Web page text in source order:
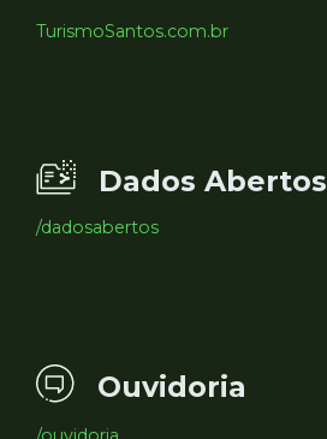
TurismoSantos.com.br
Dados Abertos
/dadosabertos
Ouvidoria